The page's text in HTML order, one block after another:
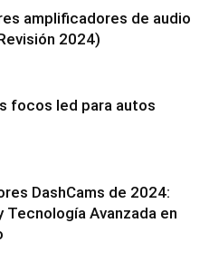
amplificadores de audio
2024)
focos led para autos
DashCams de 2024:
Tecnología Avanzada en